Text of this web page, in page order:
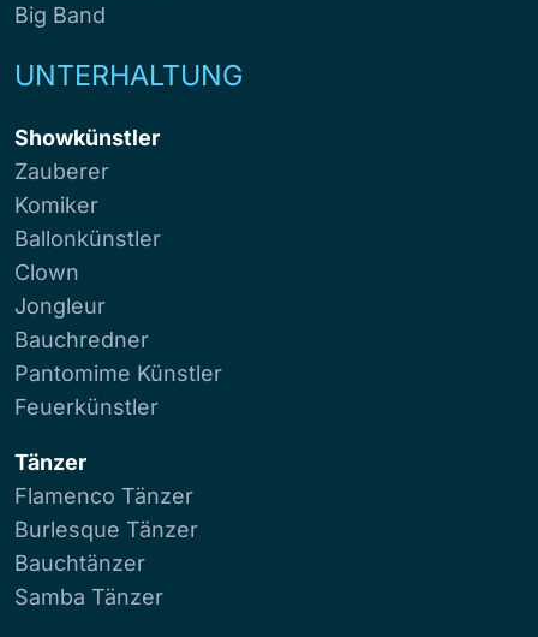
Big Band
UNTERHALTUNG
Showkünstler
Zauberer
Komiker
Ballonkünstler
Clown
Jongleur
Bauchredner
Pantomime Künstler
Feuerkünstler
Tänzer
Flamenco Tänzer
Burlesque Tänzer
Bauchtänzer
Samba Tänzer